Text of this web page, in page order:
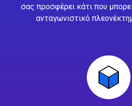
σας προσφέρει κάτι που
ανταγωνιστικό